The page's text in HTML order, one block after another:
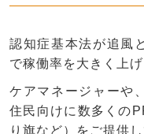
認知症基本法が追風
で稼働率を大きく上
ケアマネージャーや
住民向けに数多くの
り旗など）をご提供し